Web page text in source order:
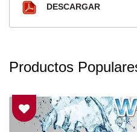
DESCARGAR
Productos